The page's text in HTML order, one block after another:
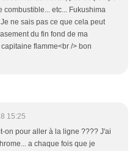
combustible... etc... Fukushima
ne sais pas ce que cela peut
du fin fond de ma
flamme<br /> bon
15:25
on pour aller à la ligne ???? J'ai
a chaque fois que je